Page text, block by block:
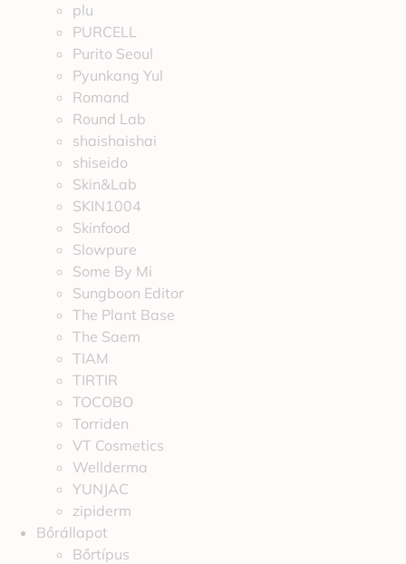
plu
PURCELL
Purito Seoul
Pyunkang Yul
Romand
Round Lab
shaishaishai
shiseido
Skin&Lab
SKIN1004
Skinfood
Slowpure
Some By Mi
Sungboon Editor
The Plant Base
The Saem
TIAM
TIRTIR
TOCOBO
Torriden
VT Cosmetics
Wellderma
YUNJAC
zipiderm
Bőrállapot
Bőrtípus